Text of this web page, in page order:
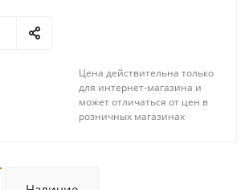
Цена действительна только
для интернет-магазина и
может отличаться от цен в
розничных магазинах